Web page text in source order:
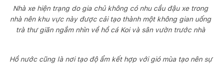
Nhà xe hiện trạng do gia chủ không có nhu cầu đậu xe trong
nhà nên khu vực này được cải tạo thành một không gian uống
trà thư giãn ngắm nhìn về hồ cá Koi và sân vườn trước nhà
Hồ nước cũng là nơi tạo độ ẩm kết hợp với gió mùa tạo nên sự